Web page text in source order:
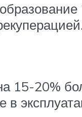
15-20%